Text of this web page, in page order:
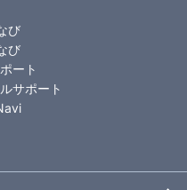
び
び
ート
サポート